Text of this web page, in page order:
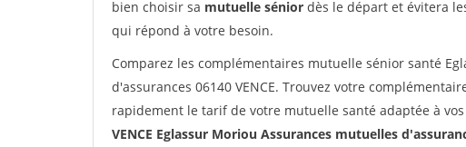
bien choisir sa mutuelle sénior dès le départ et évitera
qui répond à votre besoin.
Comparez les complémentaires mutuelle sénior santé
d'assurances 06140 VENCE. Trouvez votre
rapidement le tarif de votre mutuelle santé adaptée à
VENCE Eglassur Moriou Assurances mutuelles